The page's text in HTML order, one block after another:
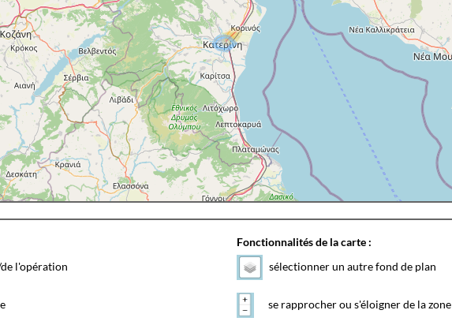
l'opération
Fonctionnalités de la carte :
sélectionner un autre fond de plan
se rapprocher ou s'éloigner de la zone